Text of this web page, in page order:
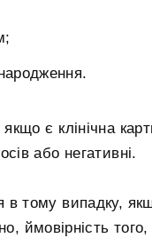
є клінічна
або негативні.
в тому випадку,
ймовірність